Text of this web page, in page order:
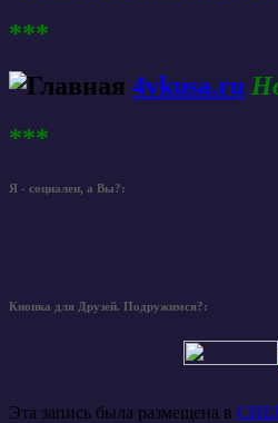
***
4vkusa.ru
***
Я - социален, а Вы?:
Кнопка для Друзей. Подружимся?:
Эта запись была размещена в